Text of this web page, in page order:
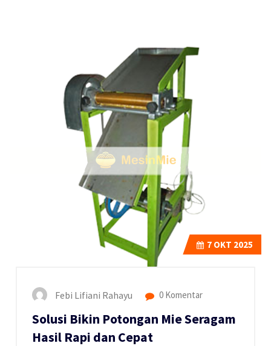
7 OKT 2025
Febi Lifiani Rahayu 0 Komentar
Solusi Bikin Potongan Mie Seragam
Hasil Rapi dan Cepat